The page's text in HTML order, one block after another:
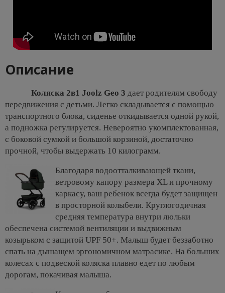
Описание
Коляска 2в1 Joolz Geo 3 дает родителям свободу
передвижения с детьми. Легко складывается с помощью
транспортного блока, сиденье откидывается одной рукой,
а подножка регулируется. Невероятно укомплектованная,
с боковой сумкой и большой корзиной, достаточно
прочной, чтобы выдержать 10 килограмм.
Благодаря водоотталкивающей ткани,
ветровому капору размера XL и прочному
каркасу, ваш ребенок всегда будет защищен
в просторной колыбели. Круглогодичная
средняя температура внутри люльки
обеспечена системой вентиляции и выдвижным
козырьком с защитой UPF 50+. Малыш будет беззаботно
спать на дышащем эргономичном матрасике. На больших
колесах с подвеской коляска плавно едет по любым
дорогам, покачивая малыша.